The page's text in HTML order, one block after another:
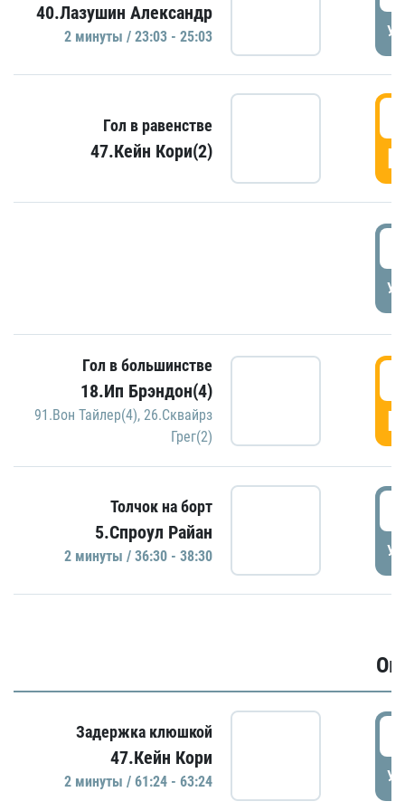
40.Лазушин Александр
2 минуты / 23:03 - 25:03
Гол в равенстве
47.Кейн Кори(2)
Гол в большинстве
18.Ип Брэндон(4)
91.Вон Тайлер(4), 26.Сквайрз
Грег(2)
Толчок на борт
5.Спроул Райан
2 минуты / 36:30 - 38:30
Задержка клюшкой
47.Кейн Кори
2 минуты / 61:24 - 63:24